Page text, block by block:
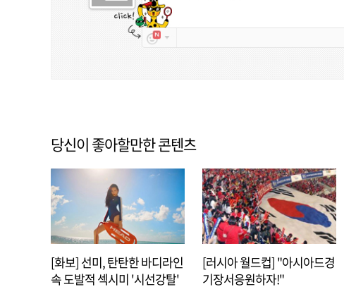
당신이 좋아할만한 콘텐츠
[화보] 선미, 탄탄한 바디라인
속 도발적 섹시미 '시선강탈'
[러시아 월드컵] "아시아드경
기장서응원하자!"